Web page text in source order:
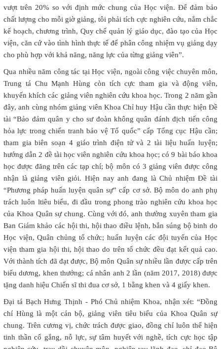
vượt trên 20% so với định mức chung của Học viện. Để đảm bảo
chất lượng cho mỗi giờ giảng, tôi phải tích cực nghiên cứu, nắm chắc
kế hoạch, chương trình, Quy chế quản lý giáo dục, đào tạo của Học
viện, căn cứ vào tình hình thực tế để phân công nhiệm vụ giảng dạy
cho phù hợp với khả năng, năng lực của từng giảng viên”.
Qua nhiều năm công tác tại Học viện, ngoài công việc chuyên môn,
Trung tá Chu Mạnh Hùng còn tích cực tham gia và động viên,
khuyến khích các giảng viên nghiên cứu khoa học. Trong 2 năm gần
đây, anh cùng nhóm giảng viên Khoa Chỉ huy Hậu cần thực hiện Đề
tài “Bảo đảm quân y cho sư đoàn không quân đánh địch tiến công
hỏa lực trong chiến tranh bảo vệ Tổ quốc” cấp Tổng cục Hậu cần;
tham gia biên soạn 4 giáo trình điện tử và 2 tài liệu huấn luyện;
hướng dẫn 2 đề tài học viên nghiên cứu khoa học; có 9 bài báo khoa
học được đăng trên các tạp chí; bộ môn có 3 giảng viên được công
nhận là giảng viên giỏi. Hiện nay anh đang là Chủ nhiệm Đề tài
“Phương pháp huấn luyện quân sự” cấp cơ sở. Bộ môn do anh phụ
trách luôn ltiêu biểu, đi đầu trong phong trào nghiên cứu khoa học
của Khoa Quân sự chung. Cùng với đó, anh thường xuyên tham gia
Ban Giám khảo các hội thi, hội thao điều lệnh, bắn súng bộ binh do
Học viện, Quân chủng tổ chức; huấn luyện các đội tuyển của Học
viện tham gia hội thi, hội thao do trên tổ chức đều đạt kết quả cao.
Với thành tích đã đạt được, Bộ môn Quân sự nhiều lần được cấp trên
biểu dương, khen thưởng; cá nhân anh 2 lần (năm 2017, 2018) được
tặng danh hiệu Chiến sĩ thi đua cơ sở, 1 bằng khen và 4 giấy khen.
Đại tá Bạch Hưng Thịnh - Phó Chủ nhiệm Khoa, nhận xét: “Đồng
chí Hùng là một cán bộ, giảng viên tiêu biểu của Khoa Quân sự
chung. Trên cương vị, chức trách được giao, đồng chí luôn thể hiện
tinh thần cố gắng, nỗ lực, sự tâm huyết với nghề, tích cực học tập